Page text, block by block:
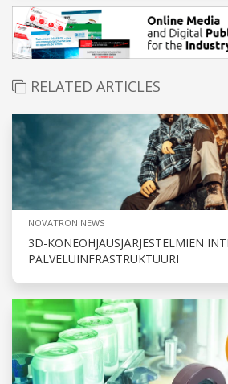
RELATED ARTICLES
NOVATRON NEWS
3D-KONEOHJAUSJÄRJESTELMIEN
PALVELUINFRASTRUKTUURI